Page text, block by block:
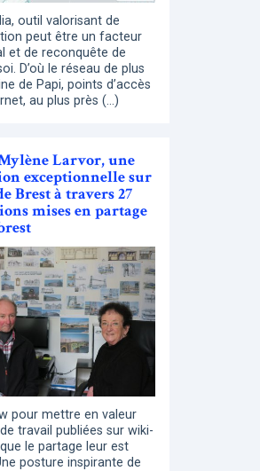
outil valorisant de
peut être un facteur
et de reconquête de
D’où le réseau de plus
de Papi, points d’accès
au plus près (…)
Larvor, une
exceptionnelle sur
Brest à travers 27
mises en partage
pour mettre en valeur
travail publiées sur wiki-
le partage leur est
posture inspirante de